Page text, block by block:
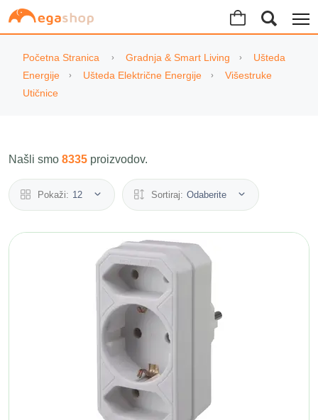
Početna Stranica Gradnja & Smart Living
Ušteda
Energije
Ušteda Električne Energije
Višestruke
Utičnice
Našli smo 8335 proizvodov.
Pokaži: 12 Sortiraj: Odaberite